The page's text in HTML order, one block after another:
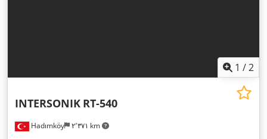
1 /2
Hadımköy ۲٬۳۷۱ km
INTERSONIK RT-540